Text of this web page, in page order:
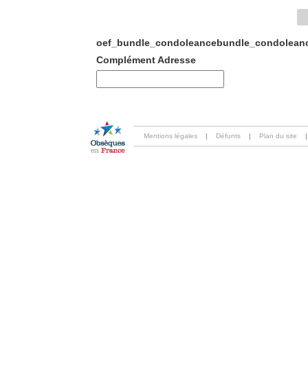
Complément Adresse
Mentions légales | Défunts | Plan du site |